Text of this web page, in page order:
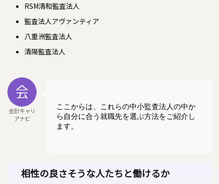
RSM清和監査法人
監査法人アヴァンティア
八重洲監査法人
清陽監査法人
会計キャリ
アナビ
ここからは、これらの中小監査法人の中か
ら自分に合う就職先を選ぶ方法をご紹介し
ます。
相性の良さそうな人たちと働けるか